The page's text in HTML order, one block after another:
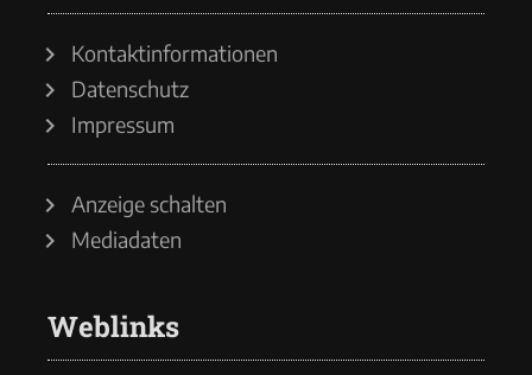
Kontaktinformationen
Datenschutz
Impressum
Anzeige schalten
Mediadaten
Weblinks